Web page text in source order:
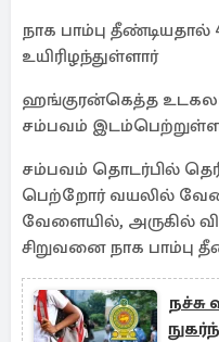
நாக பாம்பு தீண்டியதால்
உயிரிழந்துள்ளார்
ஹங்குரன்கெத்த
சம்பவம்
சம்பவம் தொடர்பில்
பெற்றோர் வயலில்
வேளையில், அருகில்
சிறுவனை நாக பாம்பு